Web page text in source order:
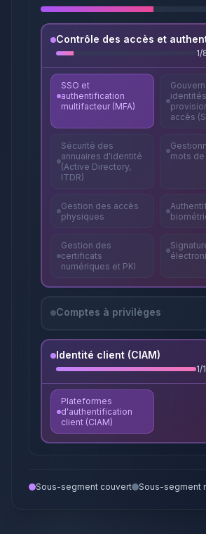
Contrôle des accès et
1/
SSO et
authentification
multifacteur (MFA)
accès
Sécurité des
annuaires d'identité
(Active Directory,
ITDR)
mots
Gestion des accès
physiques
Gestion des
certificats
numériques et PKI
Comptes à privilèges
Identité client (CIAM)
1/1
Plateformes
d'authentification
client (CIAM)
Sous-segment couvert Sous-segment